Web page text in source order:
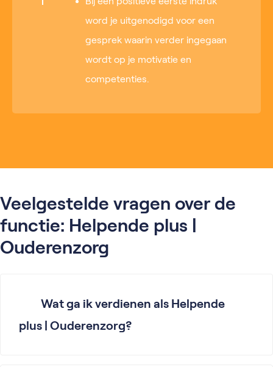
word je uitgenodigd voor een
gesprek waarin verder ingegaan
wordt op je motivatie en
competenties.
Veelgestelde vragen over de
functie: Helpende plus |
Ouderenzorg
Wat ga ik verdienen als Helpende
plus | Ouderenzorg?